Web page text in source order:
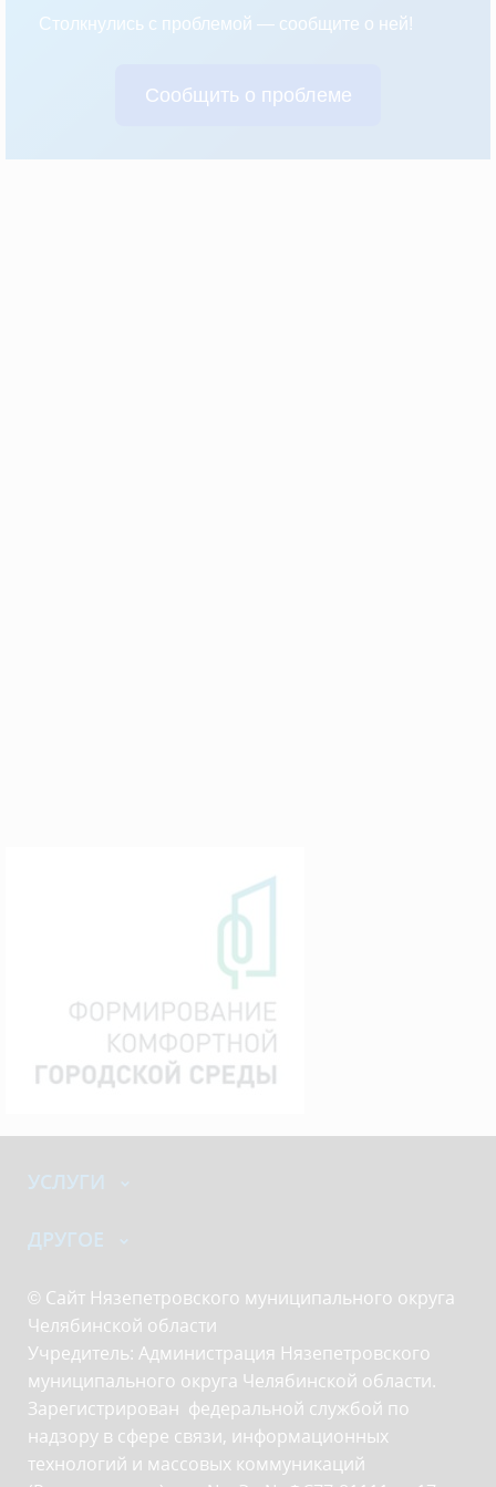
Столкнулись с проблемой — сообщите о ней!
Сообщить о проблеме
УСЛУГИ
ДРУГОЕ
© Сайт Нязепетровского муниципального округа
Челябинской области
Учредитель: Администрация Нязепетровского
муниципального округа Челябинской области.
Зарегистрирован федеральной службой по
надзору в сфере связи, информационных
технологий и массовых коммуникаций